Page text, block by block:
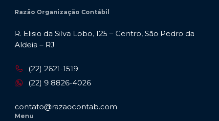
Razão Organização Contábil
R. Elisio da Silva Lobo, 125 – Centro, São Pedro da
Aldeia – RJ
(22) 2621-1519
(22) 9 8826-4026
contato@razaocontab.com
Menu